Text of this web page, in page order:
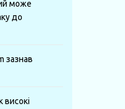
може
до
зазнав
високі